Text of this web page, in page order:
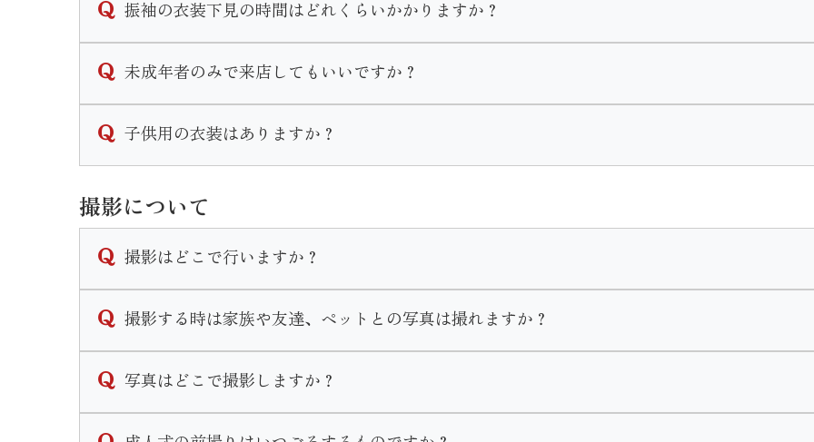
振袖の衣装下見の時間はどれくらいかかりますか？
プラン説明→振袖選び→トータルコーディネート
となります。個人差はありますが１時間半〜２時間程度かかります。
未成年者のみで来店してもいいですか？
振袖一式を気に入ってご契約に至る場合は保護者様の同意が必要となります。
子供用の衣装はありますか？
七五三用の衣装になりますので和装になります。
七五三の詳しいプランはHP内の七五三ページをご覧頂くか店舗までお問い合わせください。
撮影について
撮影はどこで行いますか？
また、スタジオへは階段を登って移動していただく為車椅子でのご移動等の場合は事前にご相談をいただ
撮影する時は家族や友達、ペットとの写真は撮れますか？
家族和装プランや兄妹和装プラン等豊富にご用意しております。
なお家族撮影等の希望がある場合はご予約時にお申し付けくださいませ。
写真はどこで撮影しますか？